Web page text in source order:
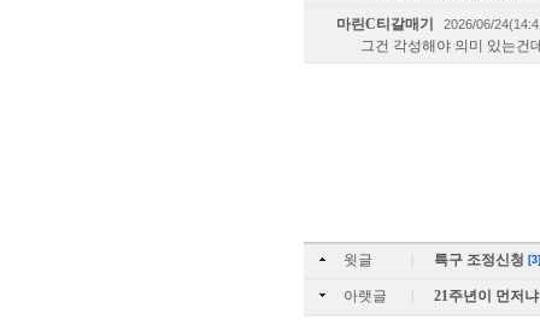
마린C티갈매기 2026/06/
그건 각성해야 의미 있는건
윗글 | 특구 조정신청 [3]
아랫글 | 21주년이 먼저